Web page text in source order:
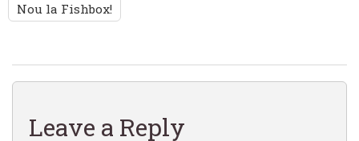
Nou la Fishbox!
Leave a Reply